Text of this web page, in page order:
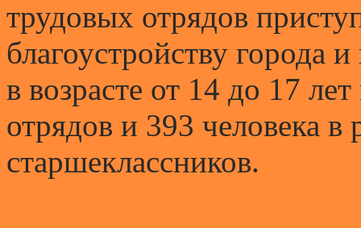
трудовых отрядов
благоустройству города
в возрасте от 14 до 17
отрядов и 393 человека в
старшеклассников.